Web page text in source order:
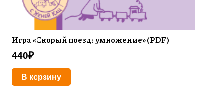
Игра «Скорый поезд: умножение» (PDF)
440₽
В корзину